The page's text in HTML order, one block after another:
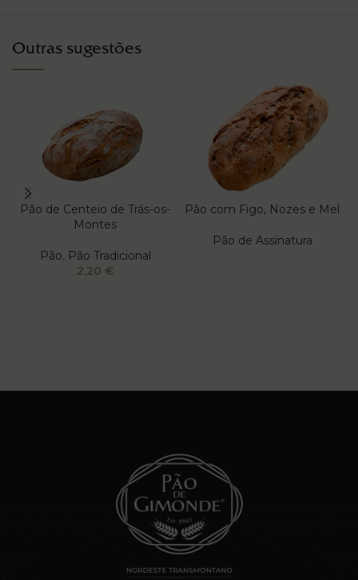
Outras sugestões
Pão de Centeio de Trás-os-
Montes
Pão, Pão Tradicional
2,20 €
Pão com Figo, Nozes e Mel
Pão de Assinatura